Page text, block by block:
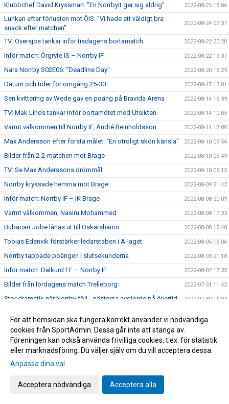
Klubbchef David Kryssman: "En Norrbyit ger sig aldrig" 2022-08-25 15:06
Lunkan efter förlusten mot ÖIS: "Vi hade ett väldigt bra
snack efter matchen"
2022-08-24 07:37
TV: Översjös tankar inför tisdagens bortamatch 2022-08-22 20:20
Inför match: Örgryte IS – Norrby IF 2022-08-22 19:37
Nära Norrby S02E06: "Deadline Day" 2022-08-20 16:29
Datum och tider för omgång 25-30 2022-08-17 13:01
Sen kvittering av Wede gav en poäng på Bravida Arena 2022-08-14 16:39
TV: Mak Linds tankar inför bortamötet med Utsikten. 2022-08-14 10:05
Varmt välkommen till Norrby IF, André Reinholdsson 2022-08-11 17:00
Max Andersson efter första målet: "En otroligt skön känsla" 2022-08-10 09:56
Bilder från 2-2-matchen mot Brage 2022-08-10 09:49
TV: Se Max Anderssons drömmål 2022-08-10 09:15
Norrby kryssade hemma mot Brage 2022-08-09 21:42
Inför match: Norrby IF – IK Brage 2022-08-08 20:09
Varmt välkommen, Nasiru Mohammed 2022-08-08 17:33
Bubacarr Jobe lånas ut till Oskarshamn 2022-08-08 12:40
Tobias Edenvik förstärker ledarstaben i A-laget 2022-08-05 16:06
Norrby tappade poängen i slutsekunderna 2022-08-03 21:18
Inför match: Dalkurd FF – Norrby IF 2022-08-02 17:35
Bilder från lördagens match Trelleborg 2022-07-31 11:42
Stor dramatik när Norrby föll - gästerna avgjorde på övertid 2022-07-30 16:04
Tung eftermiddag på Grimsta
Inför match: IF Brommapojkarna – Norrby IF 2022-07-23 17:45
Christian Rubio Sivodedov och Norrby IF går skilda vägar
Bilder från tisdagens 1-1-match mot J-Södra
Delad pott på Borås Arena
För att hemsidan ska fungera korrekt använder vi nödvändiga
cookies från SportAdmin. Dessa går inte att stänga av.
Föreningen kan också använda frivilliga cookies, t.ex. för statistik
eller marknadsföring. Du väljer själv om du vill acceptera dessa.
Anpassa dina val
Acceptera nödvändiga Acceptera alla